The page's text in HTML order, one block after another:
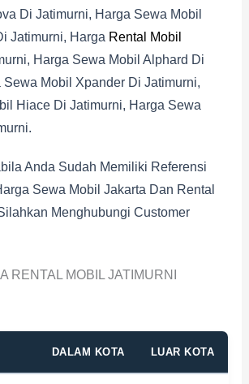
Di Jatimurni, Harga Sewa Mobil
Jatimurni, Harga Rental Mobil
Harga Sewa Mobil Alphard Di
Sewa Mobil Xpander Di Jatimurni,
Hiace Di Jatimurni, Harga Sewa
Anda Sudah Memiliki Referensi
Sewa Mobil Jakarta Dan Rental
Menghubungi Customer
RENTAL MOBIL JATIMURNI
DALAM KOTA LUAR KOTA